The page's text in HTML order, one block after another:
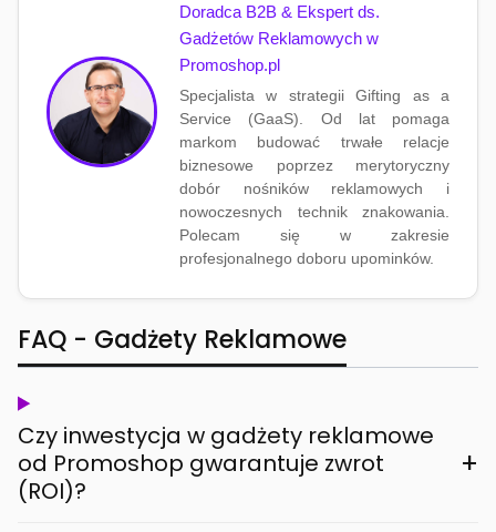
Doradca B2B & Ekspert ds.
Gadżetów Reklamowych w
Promoshop.pl
Specjalista w strategii Gifting as a
Service (GaaS). Od lat pomaga
markom budować trwałe relacje
biznesowe poprzez merytoryczny
dobór nośników reklamowych i
nowoczesnych technik znakowania.
Polecam się w zakresie
profesjonalnego doboru upominków.
FAQ - Gadżety Reklamowe
Czy inwestycja w gadżety reklamowe
od Promoshop gwarantuje zwrot
(ROI)?
+